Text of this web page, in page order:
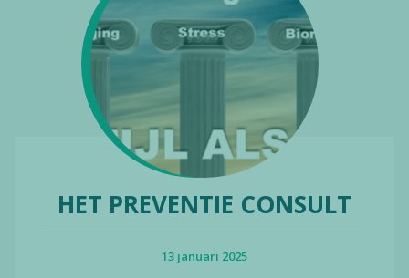
HET PREVENTIE CONSULT
13 januari 2025